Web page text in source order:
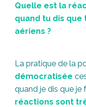
Quelle est la
quand tu dis
aériens ?
La pratique de la
démocratisée
quand je dis que je
réactions sont